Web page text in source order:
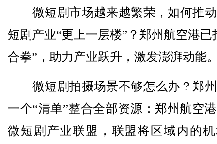
微短剧市场越来越繁荣，如何推
短剧产业“更上一层楼”？郑州航空港已
合拳”，助力产业跃升，激发澎湃动能
微短剧拍摄场景不够怎么办？郑
一个“清单”整合全部资源：郑州航空
微短剧产业联盟，联盟将区域内的